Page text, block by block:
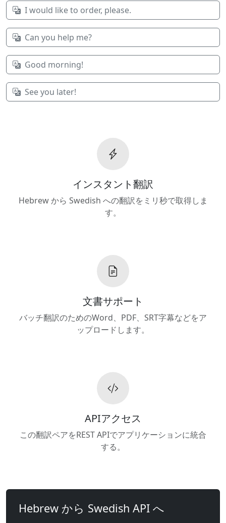
I would like to order, please.
Can you help me?
Good morning!
See you later!
インスタント翻訳
Hebrew から Swedish への翻訳をミリ秒で取得しま
す。
文書サポート
バッチ翻訳のためのWord、PDF、SRT字幕などをア
ップロードします。
APIアクセス
この翻訳ペアをREST APIでアプリケーションに統合
する。
Hebrew から Swedish API へ